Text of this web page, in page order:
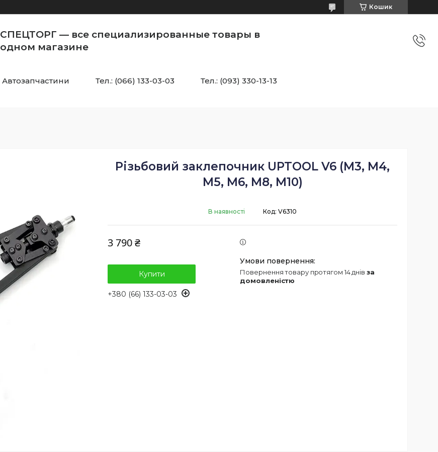
Кошик
СПЕЦТОРГ — все специализированные товары в
одном магазине
Автозапчастини Тел.: (066) 133-03-03 Тел.: (093) 330-13-13
Різьбовий заклепочник UPTOOL V6 (М3, М4,
М5, М6, М8, М10)
В наявності Код: V6310
3 790 ₴
Купити
+380 (66) 133-03-03
повернення товару протягом 14 днів за
домовленістю